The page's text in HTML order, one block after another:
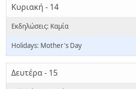
Κυριακή - 14
Mother's Day
Δευτέρα - 15